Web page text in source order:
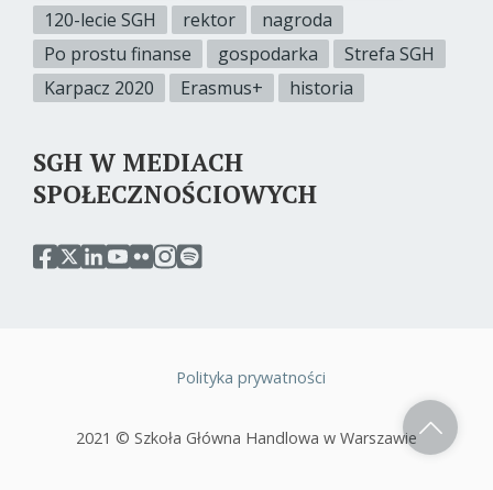
120-lecie SGH
rektor
nagroda
Po prostu finanse
gospodarka
Strefa SGH
Karpacz 2020
Erasmus+ historia
SGH W MEDIACH
SPOŁECZNOŚCIOWYCH
przejdź
przejdź
przejdź
przejdź
przejdź
przejdźprzejdź
Stopka
Polityka prywatności
2021 © Szkoła Główna Handlowa w Warszawie